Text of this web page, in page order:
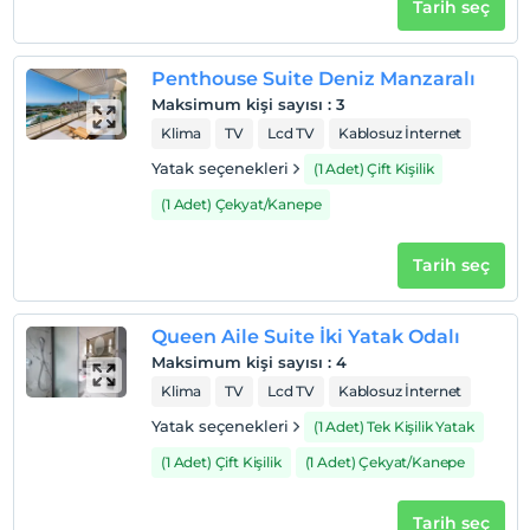
Haritada Göster
Otel koşulları
En erken saat 14:00 ve sonrası
Evcil Hayvan
Evcil hayvan kabul edilmemektedir.
Sigara
Odalarda sigara içilmez
Her bir oda için 11 yaşına kadar 1 çocuk ücretsizdir
Tarih seç
Penthouse Suite Deniz Manzaralı
Maksimum kişi sayısı : 3
Klima TV Lcd TV Kablosuz İnternet
Yatak seçenekleri
(1 Adet) Çift Kişilik
(1 Adet) Çekyat/Kanepe
Tarih seç
Queen Aile Suite İki Yatak Odalı
Maksimum kişi sayısı : 4
Klima TV Lcd TV Kablosuz İnternet
Yatak seçenekleri
(1 Adet) Tek Kişilik Yatak
(1 Adet) Çift Kişilik
(1 Adet) Çekyat/Kanepe
Tarih seç